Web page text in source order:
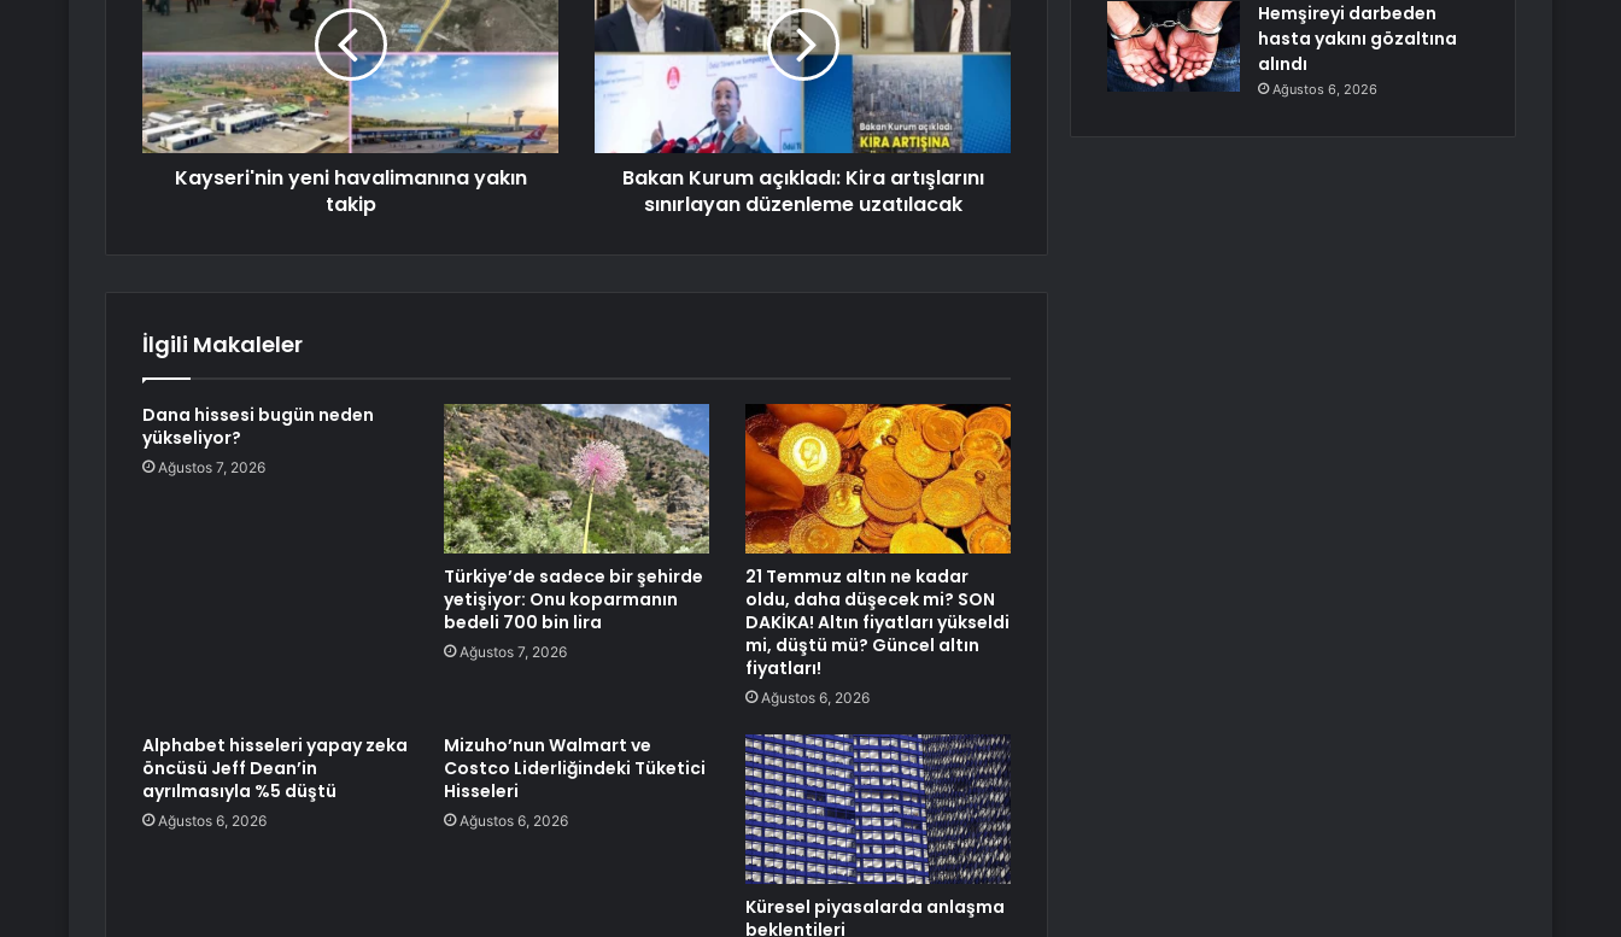
Kayseri'nin yeni havalimanına yakın
takip
Bakan Kurum açıkladı: Kira artışlarını
sınırlayan düzenleme uzatılacak
İlgili Makaleler
Dana hissesi bugün neden
yükseliyor?
Ağustos 7, 2026
Türkiye’de sadece bir şehirde
yetişiyor: Onu koparmanın
bedeli 700 bin lira
Ağustos 7, 2026
21 Temmuz altın ne kadar
oldu, daha düşecek mi? SON
DAKİKA! Altın fiyatları yükseldi
mi, düştü mü? Güncel altın
fiyatları!
Ağustos 6, 2026
Alphabet hisseleri yapay zeka
öncüsü Jeff Dean’in
ayrılmasıyla %5 düştü
Ağustos 6, 2026
Mizuho’nun Walmart ve
Costco Liderliğindeki Tüketici
Hisseleri
Ağustos 6, 2026
Küresel piyasalarda anlaşma
beklentileri
Hemşireyi darbeden
hasta yakını gözaltına
alındı
Ağustos 6, 2026